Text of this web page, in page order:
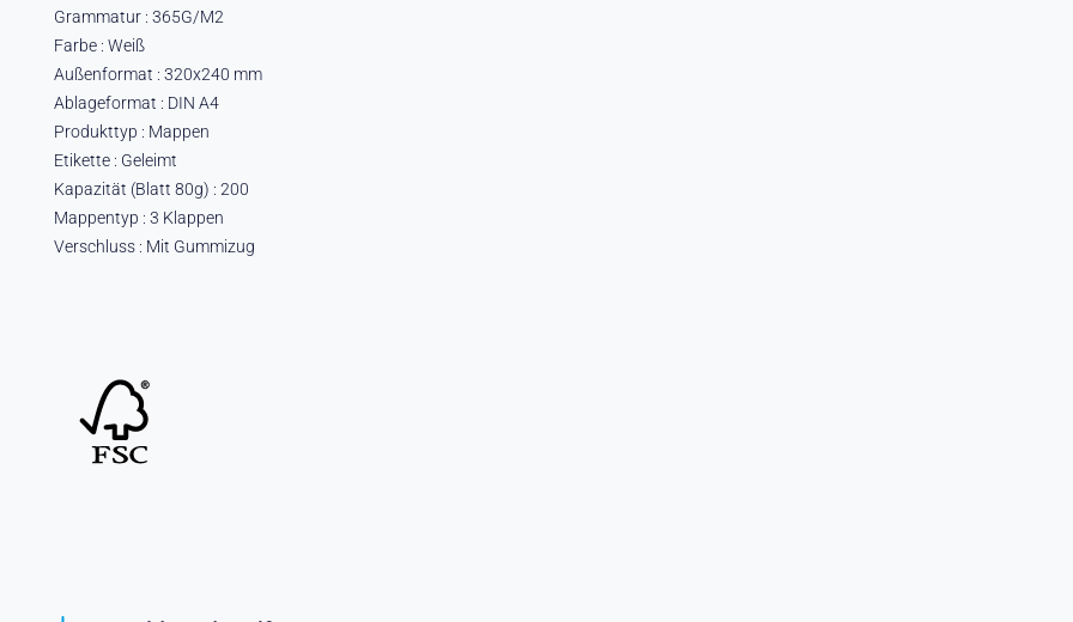
Grammatur : 365G/M2
Farbe : Weiß
Außenformat : 320x240 mm
Ablageformat : DIN A4
Produkttyp : Mappen
Etikette : Geleimt
Kapazität (Blatt 80g) : 200
Mappentyp : 3 Klappen
Verschluss : Mit Gummizug